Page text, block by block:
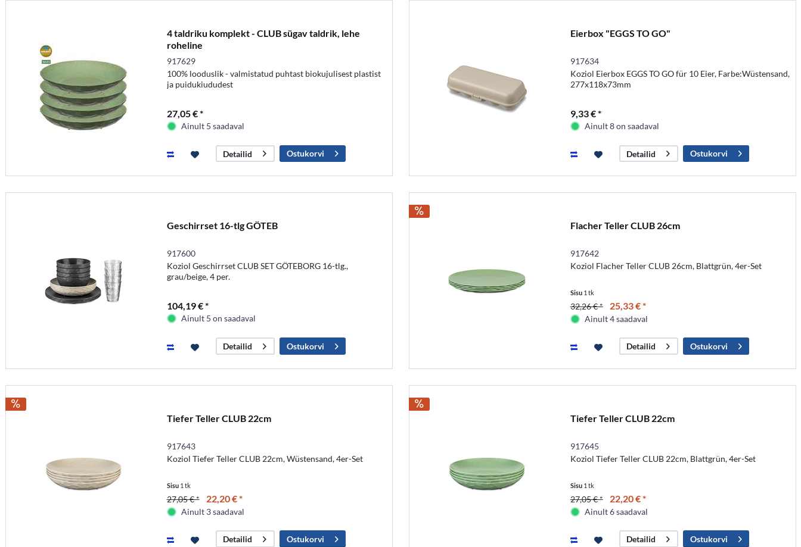
4 taldriku komplekt - CLUB sügav taldrik, lehe
roheline
917629
100% looduslik - valmistatud puhtast biokujulisest plastist
ja puidukiududest
27,05 € *
Ainult 5 saadaval
Detailid Ostukorvi
Eierbox "EGGS TO GO"
917634
Koziol Eierbox EGGS TO GO für 10 Eier, Farbe:Wüstensand,
277x118x73mm
9,33 € *
Ainult 8 on saadaval
Detailid Ostukorvi
Geschirrset 16-tlg GÖTEB
917600
Koziol Geschirrset CLUB SET GÖTEBORG 16-tlg.,
grau/beige, 4 per.
104,19 € *
Ainult 5 on saadaval
Detailid Ostukorvi
Flacher Teller CLUB 26cm
917642
Koziol Flacher Teller CLUB 26cm, Blattgrün, 4er-Set
Sisu 1 tk
32,26 € * 25,33 € *
Ainult 4 saadaval
Detailid Ostukorvi
Tiefer Teller CLUB 22cm
917643
Koziol Tiefer Teller CLUB 22cm, Wüstensand, 4er-Set
Sisu 1 tk
27,05 € * 22,20 € *
Ainult 3 saadaval
Detailid Ostukorvi
Tiefer Teller CLUB 22cm
917645
Koziol Tiefer Teller CLUB 22cm, Blattgrün, 4er-Set
Sisu 1 tk
27,05 € * 22,20 € *
Ainult 6 saadaval
Detailid Ostukorvi